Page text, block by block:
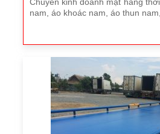
nam, áo khoác nam, áo thun